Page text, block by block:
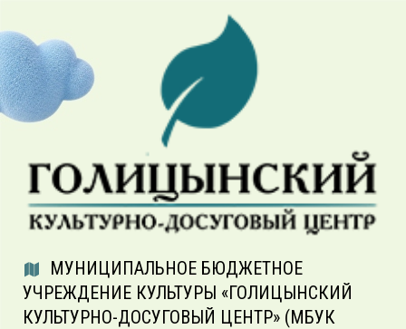
МУНИЦИПАЛЬНОЕ БЮДЖЕТНОЕ
УЧРЕЖДЕНИЕ КУЛЬТУРЫ «ГОЛИЦЫНСКИЙ
КУЛЬТУРНО-ДОСУГОВЫЙ ЦЕНТР» (МБУК